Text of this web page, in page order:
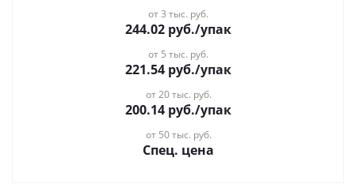
от 3 тыс. руб.
244.02 руб./упак
от 5 тыс. руб.
221.54 руб./упак
от 20 тыс. руб.
200.14 руб./упак
от 50 тыс. руб.
Спец. цена